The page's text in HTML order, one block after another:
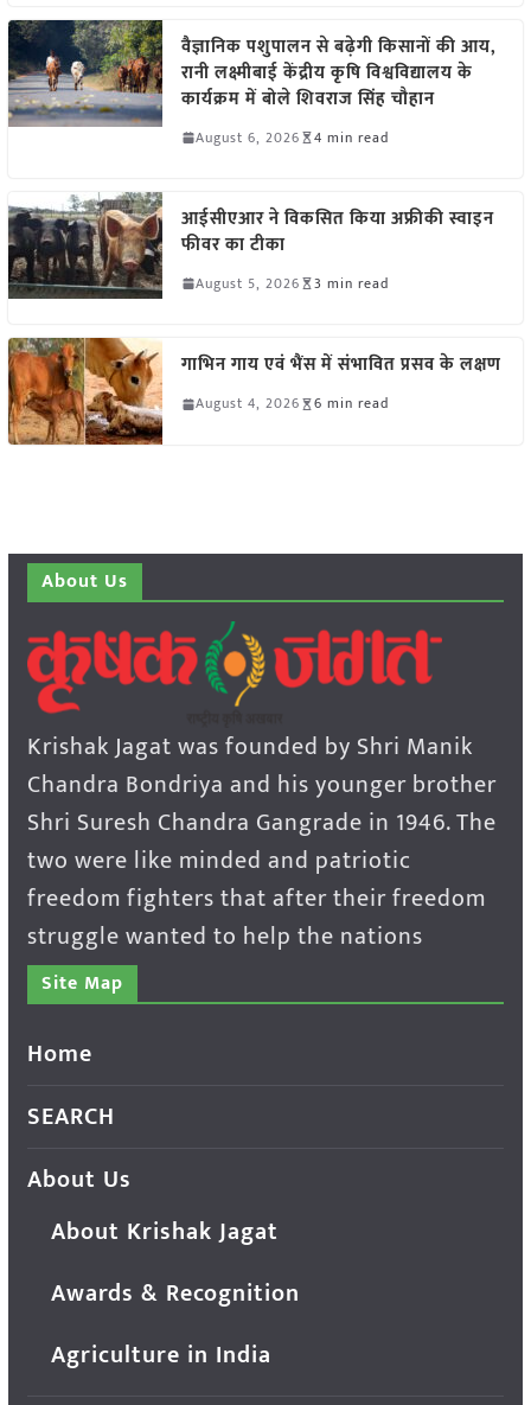
वैज्ञानिक पशुपालन से बढ़ेगी किसानों की आय,
रानी लक्ष्मीबाई केंद्रीय कृषि विश्वविद्यालय के
कार्यक्रम में बोले शिवराज सिंह चौहान
August 6, 2026 4 min read
आईसीएआर ने विकसित किया अफ्रीकी स्वाइन
फीवर का टीका
August 5, 2026 3 min read
गाभिन गाय एवं भैंस में संभावित प्रसव के लक्षण
August 4, 2026 6 min read
About Us
Krishak Jagat was founded by Shri Manik
Chandra Bondriya and his younger brother
Shri Suresh Chandra Gangrade in 1946. The
two were like minded and patriotic
freedom fighters that after their freedom
struggle wanted to help the nations
Site Map
Home
SEARCH
About Us
About Krishak Jagat
Awards & Recognition
Agriculture in India